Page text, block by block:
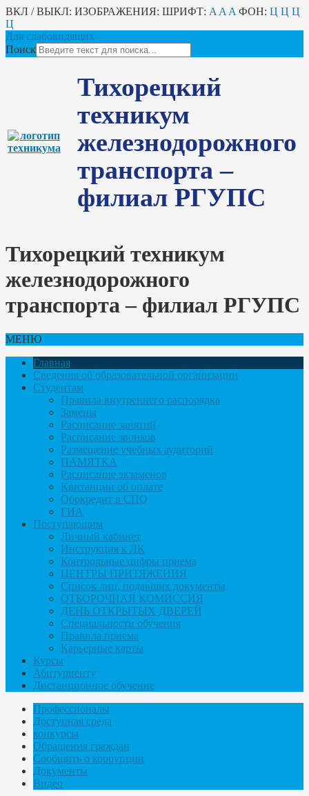
ВКЛ / ВЫКЛ: ИЗОБРАЖЕНИЯ: ШРИФТ: A A A ФОН: Ц Ц Ц
Ц
Для слабовидящих
Поиск
Тихорецкий
техникум
железнодорожного
транспорта –
филиал РГУПС
Тихорецкий техникум
железнодорожного
транспорта – филиал РГУПС
МЕНЮ
Главная
Сведения об образовательной организации
Студентам
Правила внутреннего распорядка
Замены
Расписание занятий
Расписание звонков
Размещение учебных аудиторий
ПАМЯТКА
Расписание экзаменов
Квитанции об оплате
Обркредит в СПО
ГИА
Поступающим
Личный кабинет
Инструкция к ЛК
Контрольные цифры приема
ЦЕНТРЫ ПРИТЯЖЕНИЯ
Список лиц, подавших документы
ОТБОРОЧНАЯ КОМИССИЯ
ДЕНЬ ОТКРЫТЫХ ДВЕРЕЙ
Специальности обучения
Правила приема
Карьерные карты
Курсы
Абитуриенту
Дистанционное обучение
Профессионалы
Доступная среда
конкурсы
Обращения граждан
Сообщить о коррупции
Документы
Видео